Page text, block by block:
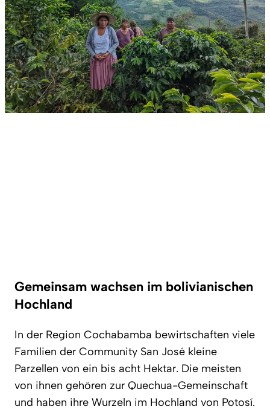
Gemeinsam wachsen im bolivianischen
Hochland
In der Region Cochabamba bewirtschaften viele
Familien der Community San José kleine
Parzellen von ein bis acht Hektar. Die meisten
von ihnen gehören zur Quechua-Gemeinschaft
und haben ihre Wurzeln im Hochland von Potosí.